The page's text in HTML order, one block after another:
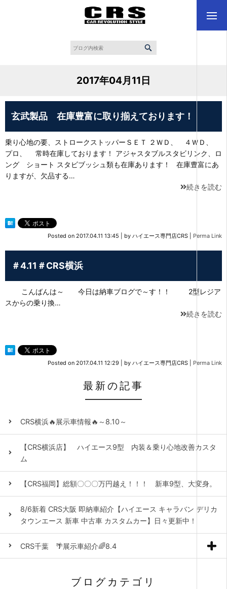
2017年04月11日
玄武製品 在庫豊富に取り揃えております！
乗り心地の要、ストロークストッパーＳＥＴ ２ＷＤ、 ４ＷＤ、
プロ、 常時在庫しております！ アジャスタブルスタビリンク、ロ
ング ショート スタビブッシュ類も在庫あります！ 在庫豊富にあ
りますが、欠品する…
続きを読む
Posted on 2017.04.11 13:45 by ハイエース専門店CRS Perma Link
＃4.11＃CRS横浜
こんばんは～ 今日は納車ブログで～す！！ 2型レジア
スからの乗り換…
続きを読む
Posted on 2017.04.11 12:29 by ハイエース専門店CRS Perma Link
最新の記事
CRS横浜🔥展示車情報🔥～8.10～
【CRS横浜店】 ハイエース9型 内装＆乗り心地改善カスタ
ム
【CRS福岡】総額〇〇〇万円越え！！！ 新車9型、大変身。
8/6新着 CRS大阪 即納車紹介【ハイエース キャラバン デリカ
タウンエース 新車 中古車 カスタムカー】日々更新中！
CRS千葉 🌴展示車紹介🌈8.4
ブログカテゴリ